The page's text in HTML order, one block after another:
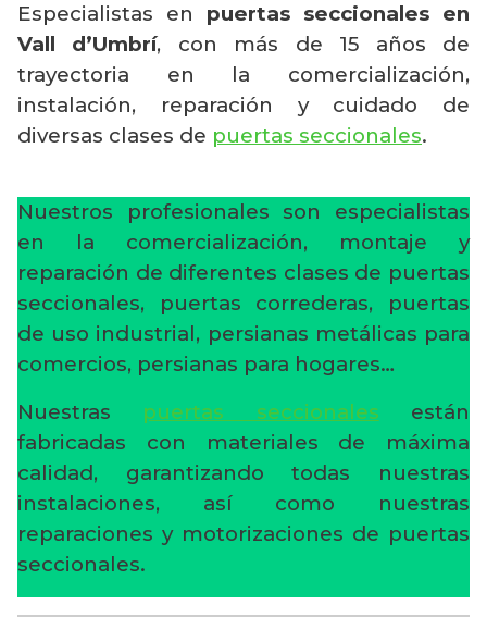
Especialistas en puertas seccionales en
Vall d’Umbrí, con más de 15 años de
trayectoria en la comercialización,
instalación, reparación y cuidado de
diversas clases de puertas seccionales.
Nuestros profesionales son especialistas
en la comercialización, montaje y
reparación de diferentes clases de puertas
seccionales, puertas correderas, puertas
de uso industrial, persianas metálicas para
comercios, persianas para hogares…
Nuestras puertas seccionales están
fabricadas con materiales de máxima
calidad, garantizando todas nuestras
instalaciones, así como nuestras
reparaciones y motorizaciones de puertas
seccionales.